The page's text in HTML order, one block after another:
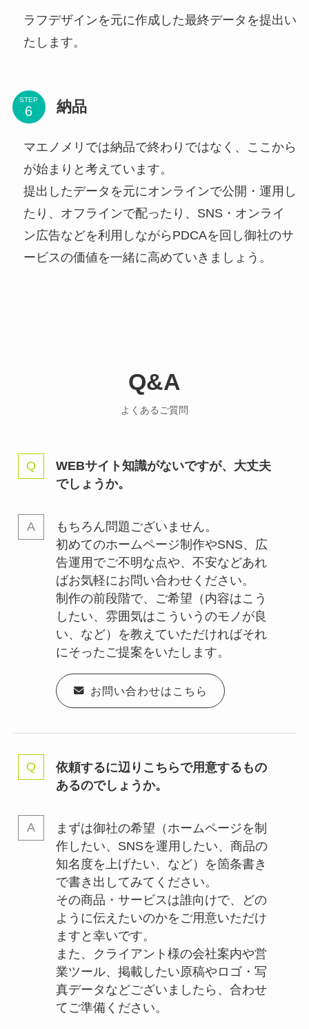
ラフデザインを元に作成した最終データを提出い
たします。
STEP 納品
マエノメリでは納品で終わりではなく、ここから
が始まりと考えています。
提出したデータを元にオンラインで公開・運用し
たり、オフラインで配ったり、SNS・オンライ
ン広告などを利用しながらPDCAを回し御社のサ
ービスの価値を一緒に高めていきましょう。
Q&A
よくあるご質問
WEBサイト知識がないですが、大丈夫
でしょうか。
もちろん問題ございません。
初めてのホームページ制作やSNS、広
告運用でご不明な点や、不安などあれ
ばお気軽にお問い合わせください。
制作の前段階で、ご希望（内容はこう
したい、雰囲気はこういうのモノが良
い、など）を教えていただければそれ
にそったご提案をいたします。
お問い合わせはこちら
依頼するに辺りこちらで用意するもの
あるのでしょうか。
まずは御社の希望（ホームページを制
作したい、SNSを運用したい、商品の
知名度を上げたい、など）を箇条書き
で書き出してみてください。
その商品・サービスは誰向けで、どの
ように伝えたいのかをご用意いただけ
ますと幸いです。
また、クライアント様の会社案内や営
業ツール、掲載したい原稿やロゴ・写
真データなどございましたら、合わせ
てご準備ください。